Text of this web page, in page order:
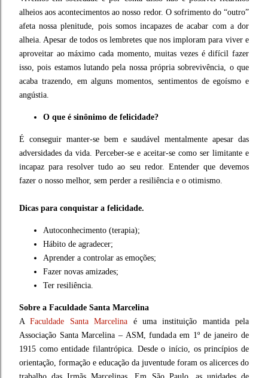
alheios aos acontecimentos ao nosso redor. O sofrimento do “outro”
afeta nossa plenitude, pois somos incapazes de acabar com a dor
alheia. Apesar de todos os lembretes que nos imploram para viver e
aproveitar ao máximo cada momento, muitas vezes é difícil fazer
isso, pois estamos lutando pela nossa própria sobrevivência, o que
acaba trazendo, em alguns momentos, sentimentos de egoísmo e
angústia.
O que é sinônimo de felicidade?
É conseguir manter-se bem e saudável mentalmente apesar das
adversidades da vida. Perceber-se e aceitar-se como ser limitante e
incapaz para resolver tudo ao seu redor. Entender que devemos
fazer o nosso melhor, sem perder a resiliência e o otimismo.
Dicas para conquistar a felicidade.
Autoconhecimento (terapia);
Hábito de agradecer;
Aprender a controlar as emoções;
Fazer novas amizades;
Ter resiliência.
Sobre a Faculdade Santa Marcelina
AFaculdade Santa Marcelina é uma instituição mantida pela
Associação Santa Marcelina – ASM, fundada em 1º de janeiro de
1915 como entidade filantrópica. Desde o início, os princípios de
orientação, formação e educação da juventude foram os alicerces do
trabalho das Irmãs Marcelinas. Em São Paulo, as unidades de